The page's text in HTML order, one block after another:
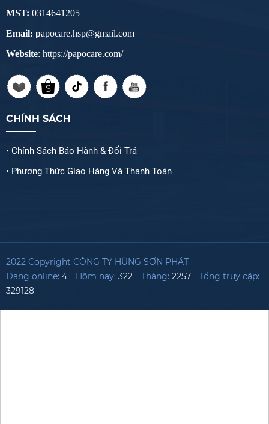
MST: 0314641205
Email: papocare.hsp@gmail.com
Website: https://papocare.com/
CHÍNH SÁCH
• Chính Sách Bảo Hành & Đổi Trả
• Phương Thức Giao Hàng Và Thanh Toán
2022 Copyright CÔNG TY HÙNG SƠN PHÁT
Đang online: 4 Hôm nay: 322 Tháng: 2257
Tổng truy cập:
329128